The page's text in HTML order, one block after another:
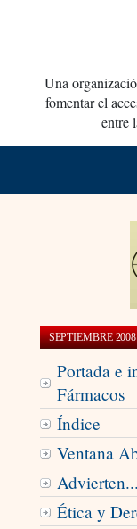
Una
fomentar el
entre
SEPTIEMBRE 2008
Portada e
Fármacos
Índice
Ventana
Advierten...
Ética y